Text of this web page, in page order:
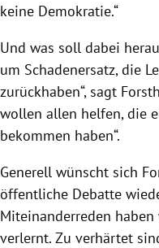
keine Demokratie.“
Und was soll dabei
um Schadenersatz, die
zurückhaben“, sagt
wollen allen helfen, die
bekommen haben“.
Generell wünscht sich
öffentliche Debatte
Miteinanderreden
verlernt. Zu verhärtet